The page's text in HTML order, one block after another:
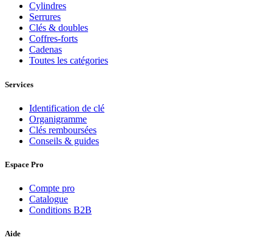
Cylindres
Serrures
Clés & doubles
Coffres-forts
Cadenas
Toutes les catégories
Services
Identification de clé
Organigramme
Clés remboursées
Conseils & guides
Espace Pro
Compte pro
Catalogue
Conditions B2B
Aide